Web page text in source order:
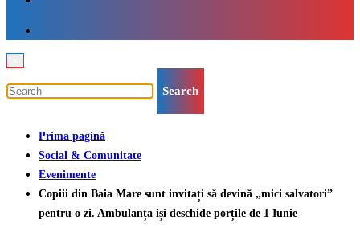
Prima pagină
Social & Comunitate
Evenimente
Copiii din Baia Mare sunt invitați să devină „mici salvatori”
pentru o zi. Ambulanța își deschide porțile de 1 Iunie